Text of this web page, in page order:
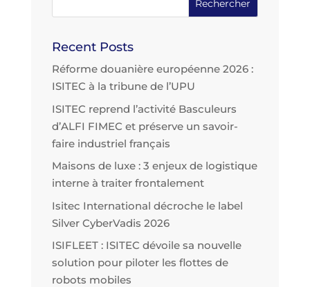
Recent Posts
Réforme douanière européenne 2026 :
ISITEC à la tribune de l’UPU
ISITEC reprend l’activité Basculeurs
d’ALFI FIMEC et préserve un savoir-
faire industriel français
Maisons de luxe : 3 enjeux de logistique
interne à traiter frontalement
Isitec International décroche le label
Silver CyberVadis 2026
ISIFLEET : ISITEC dévoile sa nouvelle
solution pour piloter les flottes de
robots mobiles